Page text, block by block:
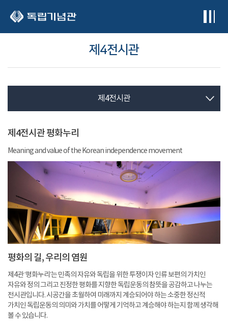
제4전시관
제4전시관
제4전시관 평화누리
Meaning and value of the Korean independence movement
평화의 길, 우리의 염원
제4관 ‘평화누리’는 민족의 자유와 독립을 위한 투쟁이자 인류 보편의 가치인
자유와 정의 그리고 진정한 평화를 지향한 독립운동의 참뜻을 공감하고 나누는
전시관입니다. 시공간을 초월하여 미래까지 계승되어야 하는 소중한 정신적
가치인 독립운동의 의미와 가치를 어떻게 기억하고 계승해야 하는지 함께 생각해
볼 수 있습니다.